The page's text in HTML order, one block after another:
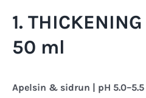
1.
50 ml
Apelsin & sidrun | pH 5.0–5.5